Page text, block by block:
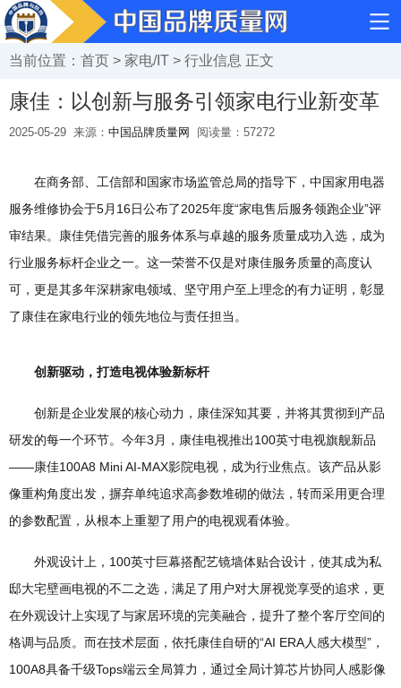
当前位置： 首页 > 家电/IT > 行业信息 正文
康佳：以创新与服务引领家电行业新变革
2025-05-29 来源： 中国品牌质量网 阅读量： 57272
在商务部、工信部和国家市场监管总局的指导下，中国家用电器
服务维修协会于5月16日公布了2025年度“家电售后服务领跑企业”评
审结果。康佳凭借完善的服务体系与卓越的服务质量成功入选，成为
行业服务标杆企业之一。这一荣誉不仅是对康佳服务质量的高度认
可，更是其多年深耕家电领域、坚守用户至上理念的有力证明，彰显
了康佳在家电行业的领先地位与责任担当。
创新驱动，打造电视体验新标杆
创新是企业发展的核心动力，康佳深知其要，并将其贯彻到产品
研发的每一个环节。今年3月，康佳电视推出100英寸电视旗舰新品
——康佳100A8 Mini AI-MAX影院电视，成为行业焦点。该产品从影
像重构角度出发，摒弃单纯追求高参数堆砌的做法，转而采用更合理
的参数配置，从根本上重塑了用户的电视观看体验。
外观设计上，100英寸巨幕搭配艺镜墙体贴合设计，使其成为私
邸大宅壁画电视的不二之选，满足了用户对大屏视觉享受的追求，更
在外观设计上实现了与家居环境的完美融合，提升了整个客厅空间的
格调与品质。而在技术层面，依托康佳自研的“AI ERA人感大模型”，
100A8具备千级Tops端云全局算力，通过全局计算芯片协同人感影像